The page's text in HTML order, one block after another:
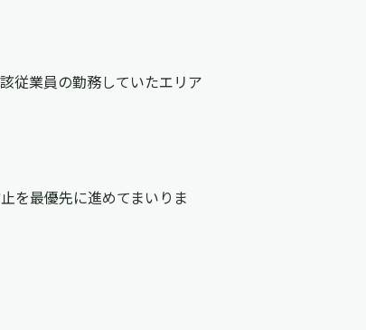
従業員の勤務していたエリア
を最優先に進めてまいりま